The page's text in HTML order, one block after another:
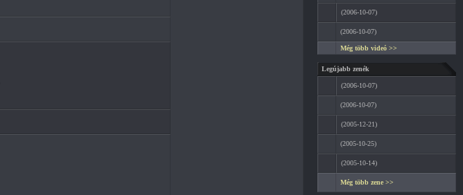
(2006-10-07)
(2006-10-07)
Még több videó >>
Legújabb zenék
(2006-10-07)
(2006-10-07)
(2005-12-21)
(2005-10-25)
(2005-10-14)
Még több zene >>